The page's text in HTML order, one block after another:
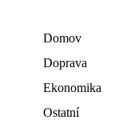
Domov
Doprava
Ekonomika
Ostatní